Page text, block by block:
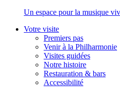
Un espace pour la musique
Votre visite
Premiers pas
Venir à la Philharmonie
Visites guidées
Notre histoire
Restauration & bars
Accessibilité